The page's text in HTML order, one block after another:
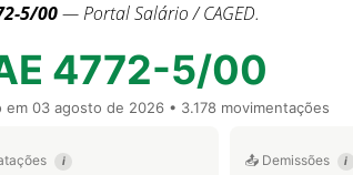
5/00— Portal Salário / CAGED.
4772-5/00
em 03 agosto de 2026 • 3.178 movimentações
i 📤 Demissões i